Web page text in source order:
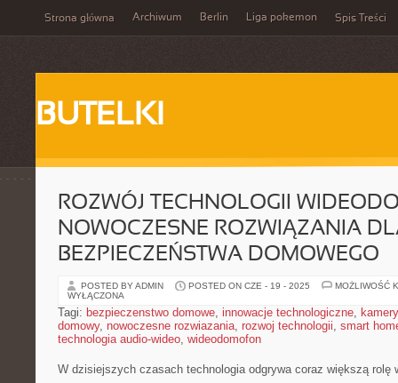
Strona główna Archiwum Berlin Liga pokemon Spis Treści
BUTELKI
ROZWÓJ TECHNOLOGII
NOWOCZESNE ROZWIĄZANIA
BEZPIECZEŃSTWA DOMOWEGO
POSTED BY ADMIN POSTED ON CZE - 19 - 2025
MOŻLIWOŚĆ
WYŁĄCZONA
Tagi: bezpieczenstwo domowe, innowacje technologiczne,
domowy, nowoczesne rozwiazania, rozwoj technologii, smart
technologia audio-wideo, wideodomofon
W⁢ dzisiejszych czasach technologia odgrywa coraz większą rolę